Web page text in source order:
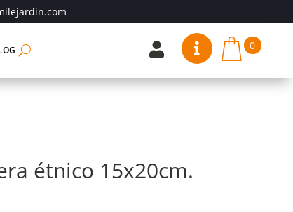
  0
étnico 15x20cm.